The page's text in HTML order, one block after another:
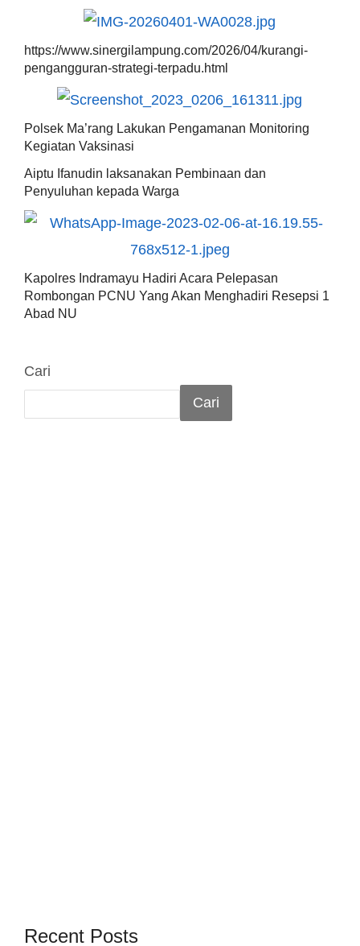
https://www.sinergilampung.com/2026/04/kurangi-
pengangguran-strategi-terpadu.html
Polsek Ma’rang Lakukan Pengamanan Monitoring
Kegiatan Vaksinasi
Aiptu Ifanudin laksanakan Pembinaan dan
Penyuluhan kepada Warga
Kapolres Indramayu Hadiri Acara Pelepasan
Rombongan PCNU Yang Akan Menghadiri Resepsi 1
Abad NU
Cari
Cari
Recent Posts